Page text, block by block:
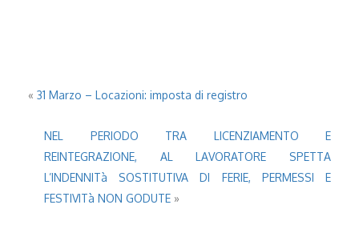
« 31 Marzo – Locazioni: imposta di registro
NEL PERIODO TRA LICENZIAMENTO E
REINTEGRAZIONE, AL LAVORATORE SPETTA
L’INDENNITà SOSTITUTIVA DI FERIE, PERMESSI E
FESTIVITà NON GODUTE »